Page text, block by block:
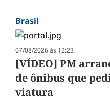
Brasil
07/08/2026 às 12:23
[VÍDEO] PM
de ônibus que
viatura